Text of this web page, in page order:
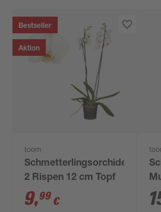
Bestseller
Aktion
toom
Schmetterlingsorchidee
2 Rispen 12 cm Topf
9,99 €